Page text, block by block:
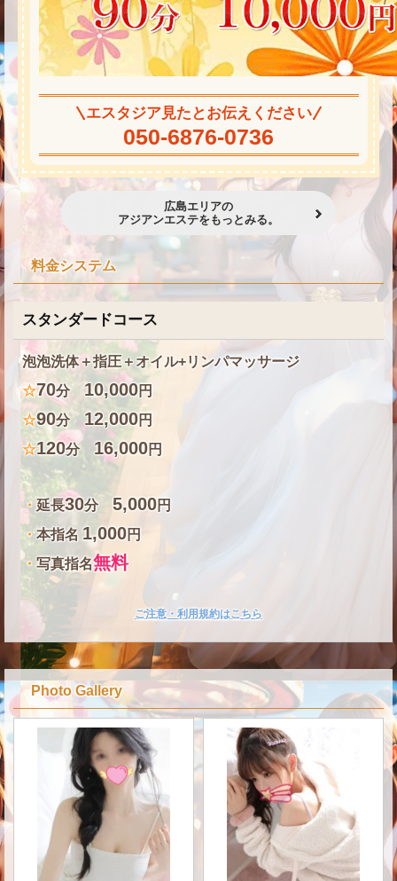
エスタジア見たとお伝えください
050-6876-0736
広島エリアの
アジアンエステをもっとみる。
料金システム
スタンダードコース
泡泡洗体＋指圧＋オイル+リンパマッサージ
☆70分 10,000円
☆90分 12,000円
☆120分 16,000円
・ 延長30分 5,000円
・本指名 1,000円
・写真指名無料
ご注意・利用規約はこちら
Photo Gallery